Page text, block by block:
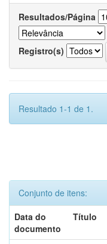
Resultados/Página
Registro(s)
Resultado 1-1 de 1.
Conjunto de itens:
Data do
documento
Título